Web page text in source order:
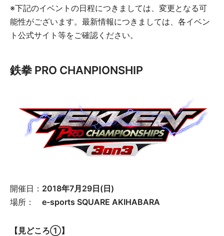
※下記のイベントの日程につきましては、変更となる可
能性がございます。最新情報につきましては、各イベン
ト公式サイト等をご確認ください。
鉄拳 PRO CHANPIONSHIP
開催日： 2018年7月29日(日)
場所： e-sports SQUARE AKIHABARA
【見どころ①】